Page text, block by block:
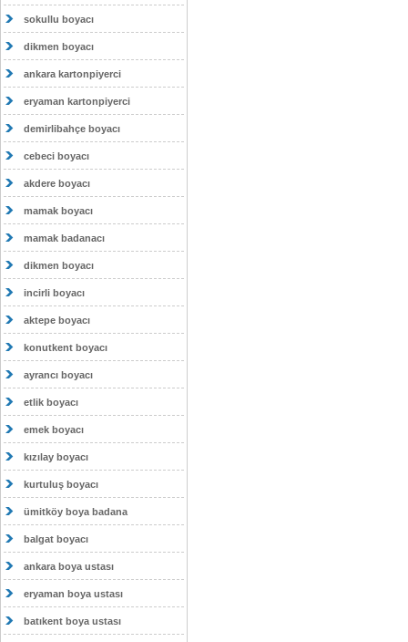
sokullu boyacı
dikmen boyacı
ankara kartonpiyerci
eryaman kartonpiyerci
demirlibahçe boyacı
cebeci boyacı
akdere boyacı
mamak boyacı
mamak badanacı
dikmen boyacı
incirli boyacı
aktepe boyacı
konutkent boyacı
ayrancı boyacı
etlik boyacı
emek boyacı
kızılay boyacı
kurtuluş boyacı
ümitköy boya badana
balgat boyacı
ankara boya ustası
eryaman boya ustası
batıkent boya ustası